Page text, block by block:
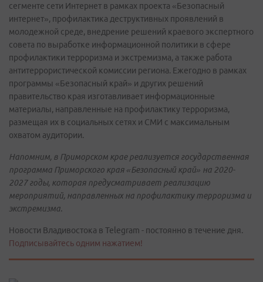
сегменте сети Интернет в рамках проекта «Безопасный
интернет», профилактика деструктивных проявлений в
молодежной среде, внедрение решений краевого экспертного
совета по выработке информационной политики в сфере
профилактики терроризма и экстремизма, а также работа
антитеррористической комиссии региона. Ежегодно в рамках
программы «Безопасный край» и других решений
правительство края изготавливает информационные
материалы, направленные на профилактику терроризма,
размещая их в социальных сетях и СМИ с максимальным
охватом аудитории.
Напомним, в Приморском крае реализуется государственная
программа Приморского края «Безопасный край» на 2020-
2027 годы, которая предусматривает реализацию
мероприятий, направленных на профилактику терроризма и
экстремизма.
Новости Владивостока в Telegram - постоянно в течение дня.
Подписывайтесь одним нажатием!